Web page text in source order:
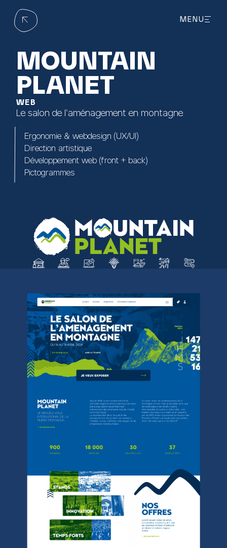
MENU
WEB
MOUNTAIN
PLANET
Le salon de l'aménagement en montagne
Ergonomie & webdesign (UX/UI)
Direction artistique
Développement web (front + back)
Pictogrammes